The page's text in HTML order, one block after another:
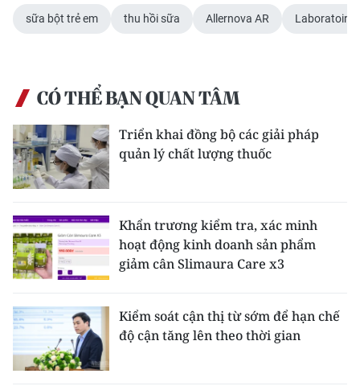
sữa bột trẻ em thu hồi sữa Allernova AR
CÓ THỂ BẠN QUAN TÂM
Triển khai đồng bộ các giải pháp
quản lý chất lượng thuốc
Khẩn trương kiểm tra, xác minh
hoạt động kinh doanh sản phẩm
giảm cân Slimaura Care x3
Kiểm soát cận thị từ sớm để hạn chế
độ cận tăng lên theo thời gian